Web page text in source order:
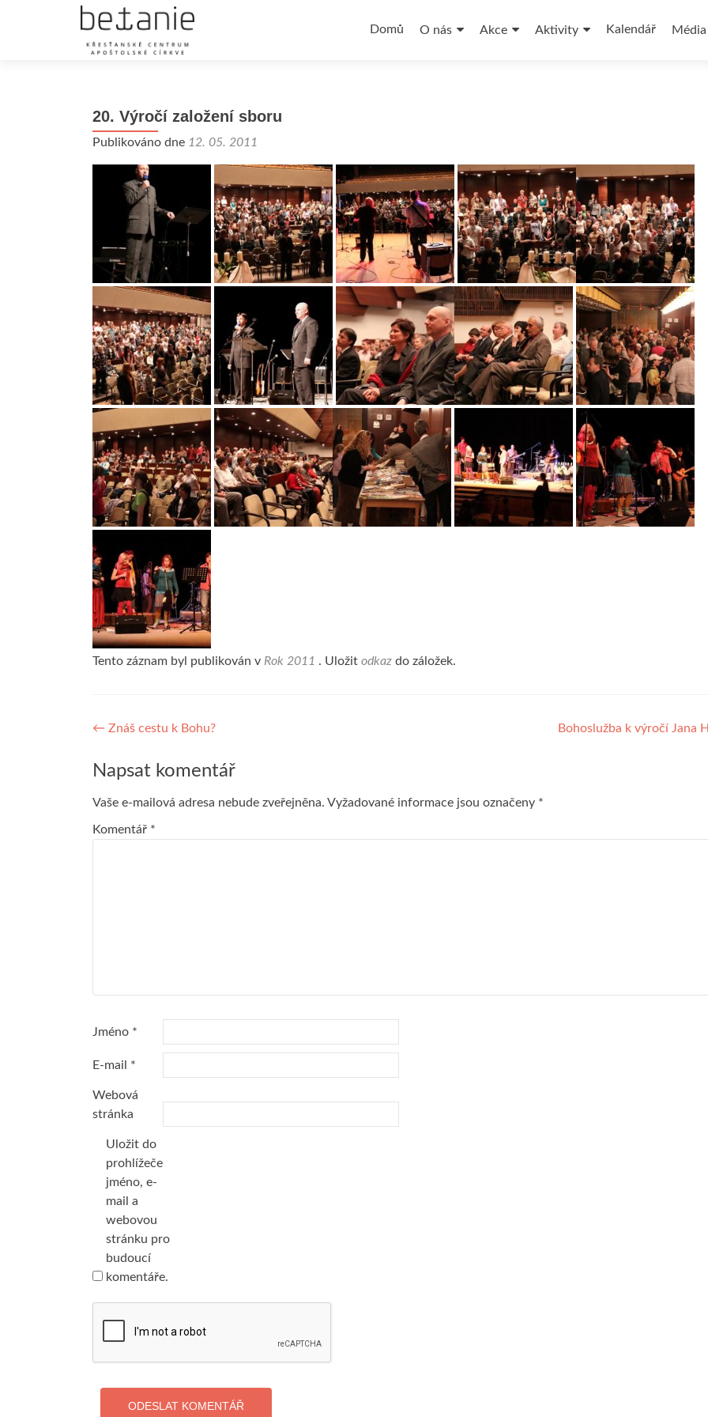
kDomů O nás Akce Aktivity Kalendář Média
20. Výročí založení sboru
Publikováno dne 12. 05. 2011
Tento záznam byl publikován v Rok 2011 . Uložit odkaz do záložek.
Navigace
pro
příspěvek
← Znáš cestu k Bohu? Bohoslužba k výročí Jana
Napsat komentář
Vaše e-mailová adresa nebude zveřejněna. Vyžadované informace jsou označeny *
Komentář *
Jméno *
E-mail *
Webová
stránka
Uložit do
prohlížeče
jméno, e-
mail a
webovou
stránku pro
budoucí
komentáře.